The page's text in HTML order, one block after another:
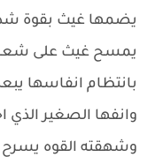
يضمها غيث بقوة
يمسح غيث على
بانتظام انفاسها
وانفها الصغير
وشهقته القوه